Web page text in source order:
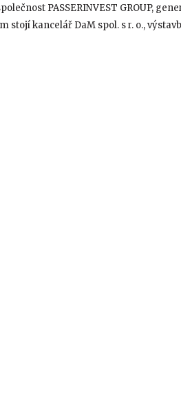
PASSERINVEST GROUP,
stojí kancelář DaM spol. s r. o.,